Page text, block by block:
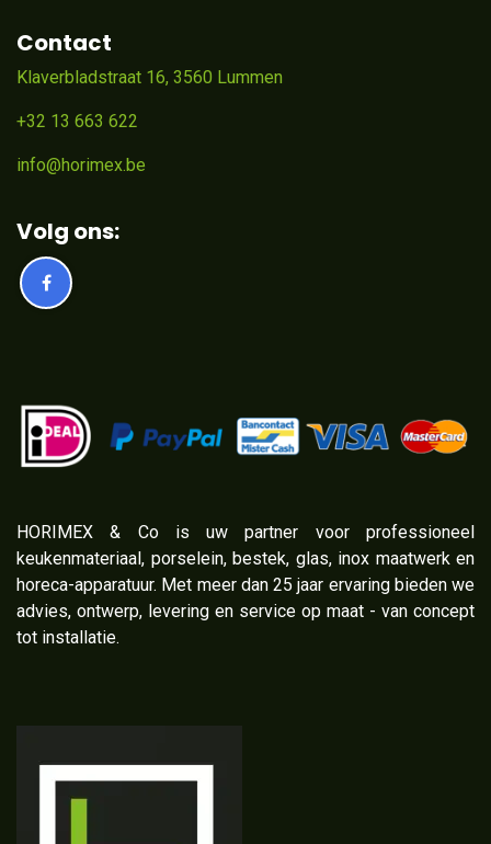
Contact
Klaverbladstraat 16, 3560 Lummen
+32 13 663 622
info@horimex.be
Volg ons:
​HORIMEX & Co is uw partner voor professioneel
keukenmateriaal, porselein, bestek, glas, inox maatwerk en
horeca-apparatuur. Met meer dan 25 jaar ervaring bieden we
advies, ontwerp, levering en service op maat - van concept
tot installatie.